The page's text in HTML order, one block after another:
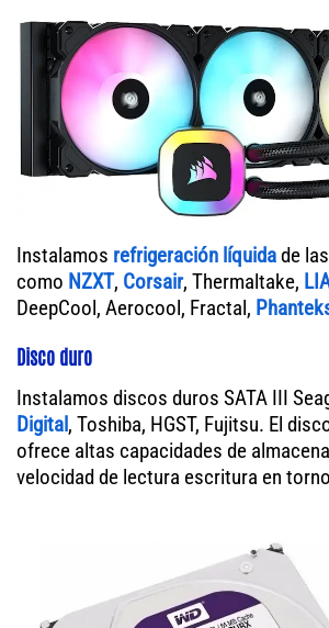
Instalamos refrigeración líquidade
como NZXT, Corsair, Thermaltake,
DeepCool, Aerocool, Fractal,
Disco duro
Instalamos discos duros SATA III
Digital, Toshiba, HGST, Fujitsu. El
ofrece altas capacidades de
velocidad de lectura escritura en